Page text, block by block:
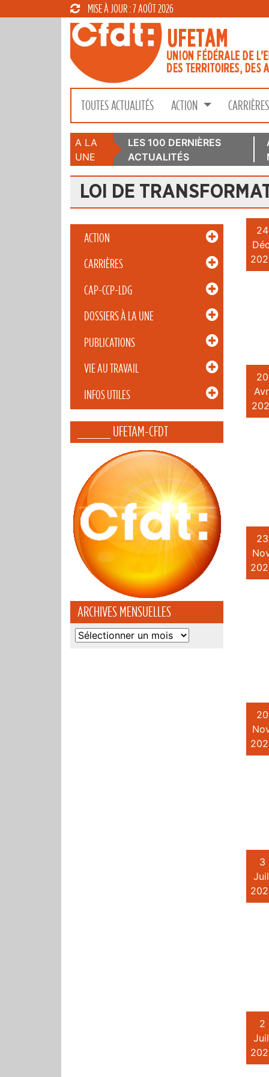
MISE À JOUR : 7 AOÛT 2026
TOUTES ACTUALITÉS ACTION CARRIÈRES
A LA
UNE
LES 100 DERNIÈRES
ACTUALITÉS
LOI DE
ACTION
CARRIÈRES
CAP-CCP-LDG
DOSSIERS À LA UNE
PUBLICATIONS
VIE AU TRAVAIL
INFOS UTILES
_____ UFETAM-CFDT
ARCHIVES MENSUELLES
Archives
24
20
23
20
3
2